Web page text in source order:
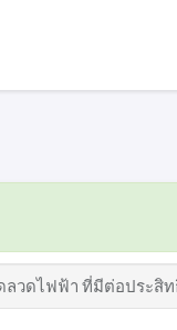
วดไฟฟ้า ที่มีต่อประสิ